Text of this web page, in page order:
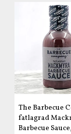
The Barbecue
fatlagrad
Barbecue